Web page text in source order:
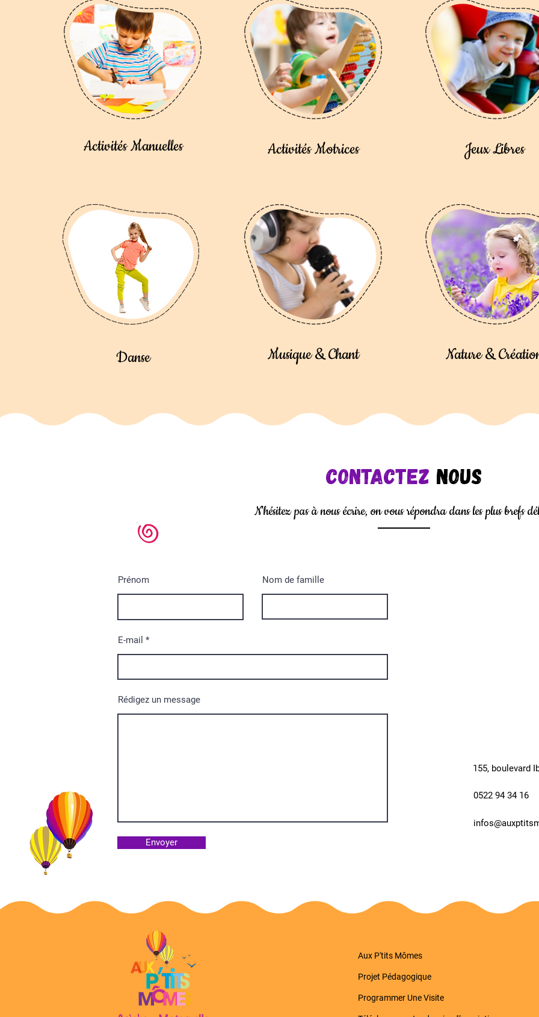
Activités Manuelles Activités Motrices Jeux Libres
Danse Musique & Chant Nature &
Contactez Nous
N'hésitez pas à nous écrire, on vous répondra dans les plus brefs
Prénom Nom de famille
E-mail
Rédigez un message
Envoyer
155, boulevard
0522 94 34 16
Aux P'tits Mômes
Projet Pédagogique
Programmer Une Visite